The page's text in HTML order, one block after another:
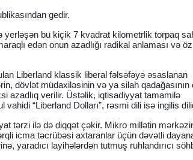
gedir.
yerləşən bu kiçik 7 kvadrat kilometrlik torpaq
edən onun azadlığı radikal anlaması və
Liberland klassik liberal fəlsəfəyə əsaslanan
dövlət müdaxiləsinin və ya silah qadağasının
azadlıq verilir. Üstəlik, iqtisadiyyat tamamilə
“Liberland Dolları”, rəsmi dili isə ingilis
tərzi ilə də diqqət çəkir. Mikro millətin
icma təcrübəsi axtaranlar üçün dəvətli
yaradıcı layihələrdən tutmuş ruhlandırıcı